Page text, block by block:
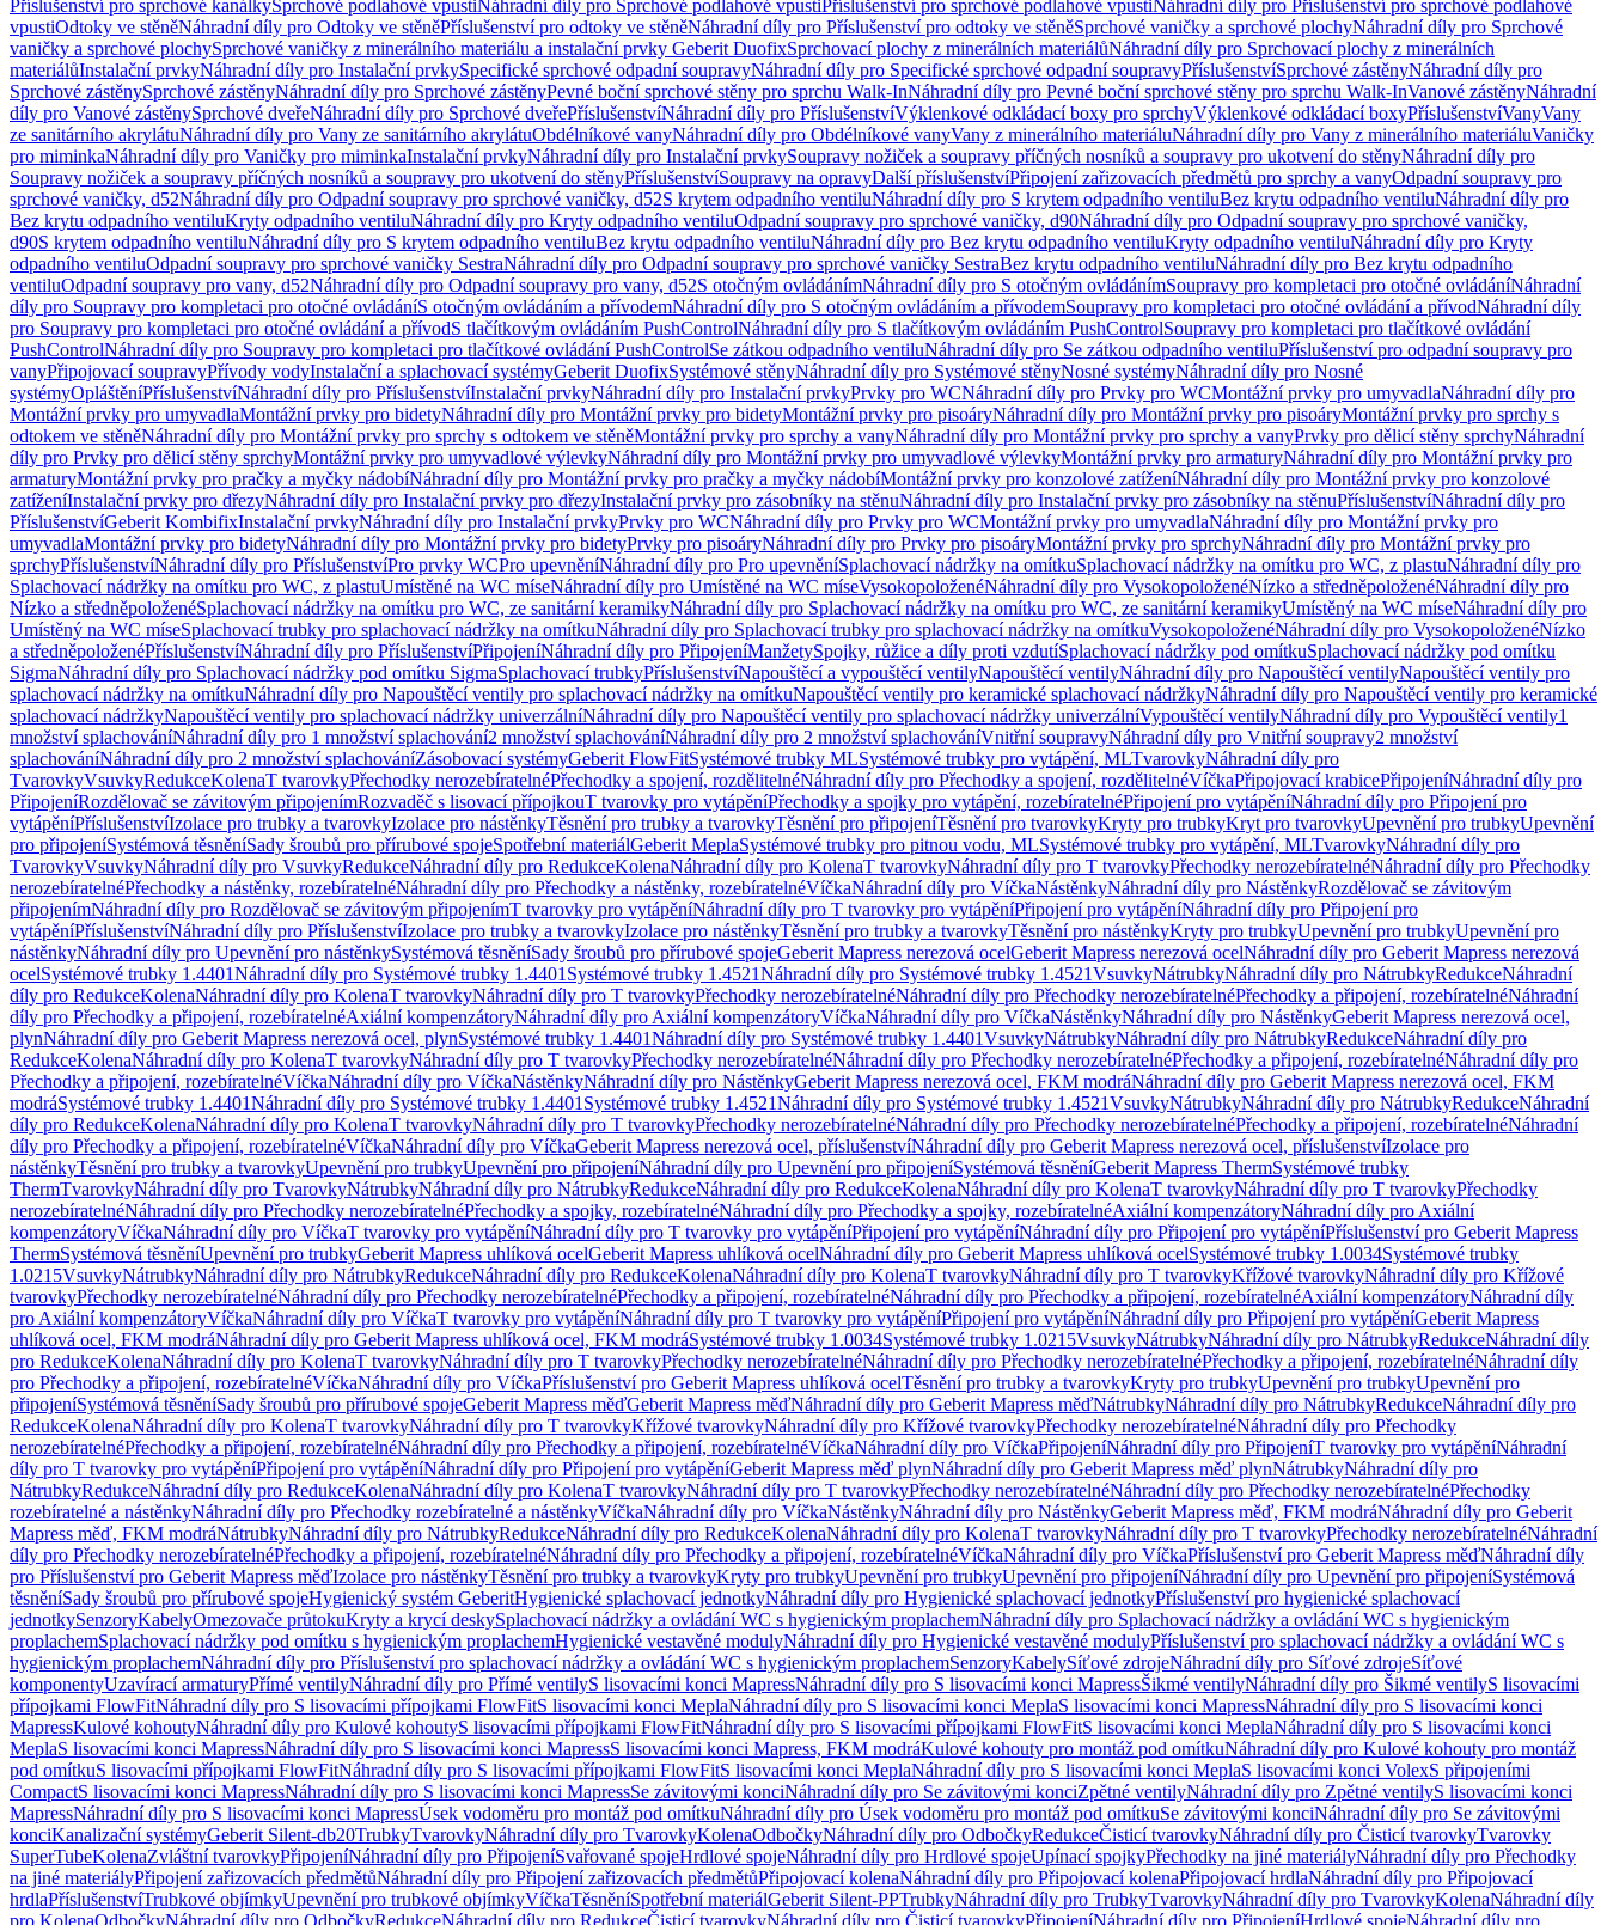
Příslušenství pro sprchové kanálkySprchové podlahové vpustiNáhradní díly pro Sprchové podlahové vpustiPříslušenství pro sprchové podlahové vpustiNáhradní díly pro Příslušenství pro sprchové podlahové
vpustiOdtoky ve stěněNáhradní díly pro Odtoky ve stěněPříslušenství pro odtoky ve stěněNáhradní díly pro Příslušenství pro odtoky ve stěněSprchové vaničky a sprchové plochyNáhradní díly pro Sprchové
vaničky a sprchové plochySprchové vaničky z minerálního materiálu a instalační prvky Geberit DuofixSprchovací plochy z minerálních materiálůNáhradní díly pro Sprchovací plochy z minerálních
materiálůInstalační prvkyNáhradní díly pro Instalační prvkySpecifické sprchové odpadní soupravyNáhradní díly pro Specifické sprchové odpadní soupravyPříslušenstvíSprchové zástěnyNáhradní díly pro
Sprchové zástěnySprchové zástěnyNáhradní díly pro Sprchové zástěnyPevné boční sprchové stěny pro sprchu Walk-InNáhradní díly pro Pevné boční sprchové stěny pro sprchu Walk-InVanové zástěnyNáhradní
díly pro Vanové zástěnySprchové dveřeNáhradní díly pro Sprchové dveřePříslušenstvíNáhradní díly pro PříslušenstvíVýklenkové odkládací boxy pro sprchyVýklenkové odkládací boxyPříslušenstvíVanyVany
ze sanitárního akrylátuNáhradní díly pro Vany ze sanitárního akrylátuObdélníkové vanyNáhradní díly pro Obdélníkové vanyVany z minerálního materiáluNáhradní díly pro Vany z minerálního materiáluVaničky
pro miminkaNáhradní díly pro Vaničky pro miminkaInstalační prvkyNáhradní díly pro Instalační prvkySoupravy nožiček a soupravy příčných nosníků a soupravy pro ukotvení do stěnyNáhradní díly pro
Soupravy nožiček a soupravy příčných nosníků a soupravy pro ukotvení do stěnyPříslušenstvíSoupravy na opravyDalší příslušenstvíPřipojení zařizovacích předmětů pro sprchy a vanyOdpadní soupravy pro
sprchové vaničky, d52Náhradní díly pro Odpadní soupravy pro sprchové vaničky, d52S krytem odpadního ventiluNáhradní díly pro S krytem odpadního ventiluBez krytu odpadního ventiluNáhradní díly pro
Bez krytu odpadního ventiluKryty odpadního ventiluNáhradní díly pro Kryty odpadního ventiluOdpadní soupravy pro sprchové vaničky, d90Náhradní díly pro Odpadní soupravy pro sprchové vaničky,
d90S krytem odpadního ventiluNáhradní díly pro S krytem odpadního ventiluBez krytu odpadního ventiluNáhradní díly pro Bez krytu odpadního ventiluKryty odpadního ventiluNáhradní díly pro Kryty
odpadního ventiluOdpadní soupravy pro sprchové vaničky SestraNáhradní díly pro Odpadní soupravy pro sprchové vaničky SestraBez krytu odpadního ventiluNáhradní díly pro Bez krytu odpadního
ventiluOdpadní soupravy pro vany, d52Náhradní díly pro Odpadní soupravy pro vany, d52S otočným ovládánímNáhradní díly pro S otočným ovládánímSoupravy pro kompletaci pro otočné ovládáníNáhradní
díly pro Soupravy pro kompletaci pro otočné ovládáníS otočným ovládáním a přívodemNáhradní díly pro S otočným ovládáním a přívodemSoupravy pro kompletaci pro otočné ovládání a přívodNáhradní díly
pro Soupravy pro kompletaci pro otočné ovládání a přívodS tlačítkovým ovládáním PushControlNáhradní díly pro S tlačítkovým ovládáním PushControlSoupravy pro kompletaci pro tlačítkové ovládání
PushControlNáhradní díly pro Soupravy pro kompletaci pro tlačítkové ovládání PushControlSe zátkou odpadního ventiluNáhradní díly pro Se zátkou odpadního ventiluPříslušenství pro odpadní soupravy pro
vanyPřipojovací soupravyPřívody vodyInstalační a splachovací systémyGeberit DuofixSystémové stěnyNáhradní díly pro Systémové stěnyNosné systémyNáhradní díly pro Nosné
systémyOpláštěníPříslušenstvíNáhradní díly pro PříslušenstvíInstalační prvkyNáhradní díly pro Instalační prvkyPrvky pro WCNáhradní díly pro Prvky pro WCMontážní prvky pro umyvadlaNáhradní díly pro
Montážní prvky pro umyvadlaMontážní prvky pro bidetyNáhradní díly pro Montážní prvky pro bidetyMontážní prvky pro pisoáryNáhradní díly pro Montážní prvky pro pisoáryMontážní prvky pro sprchy s
odtokem ve stěněNáhradní díly pro Montážní prvky pro sprchy s odtokem ve stěněMontážní prvky pro sprchy a vanyNáhradní díly pro Montážní prvky pro sprchy a vanyPrvky pro dělicí stěny sprchyNáhradní
díly pro Prvky pro dělicí stěny sprchyMontážní prvky pro umyvadlové výlevkyNáhradní díly pro Montážní prvky pro umyvadlové výlevkyMontážní prvky pro armaturyNáhradní díly pro Montážní prvky pro
armaturyMontážní prvky pro pračky a myčky nádobíNáhradní díly pro Montážní prvky pro pračky a myčky nádobíMontážní prvky pro konzolové zatíženíNáhradní díly pro Montážní prvky pro konzolové
zatíženíInstalační prvky pro dřezyNáhradní díly pro Instalační prvky pro dřezyInstalační prvky pro zásobníky na stěnuNáhradní díly pro Instalační prvky pro zásobníky na stěnuPříslušenstvíNáhradní díly pro
PříslušenstvíGeberit KombifixInstalační prvkyNáhradní díly pro Instalační prvkyPrvky pro WCNáhradní díly pro Prvky pro WCMontážní prvky pro umyvadlaNáhradní díly pro Montážní prvky pro
umyvadlaMontážní prvky pro bidetyNáhradní díly pro Montážní prvky pro bidetyPrvky pro pisoáryNáhradní díly pro Prvky pro pisoáryMontážní prvky pro sprchyNáhradní díly pro Montážní prvky pro
sprchyPříslušenstvíNáhradní díly pro PříslušenstvíPro prvky WCPro upevněníNáhradní díly pro Pro upevněníSplachovací nádržky na omítkuSplachovací nádržky na omítku pro WC, z plastuNáhradní díly pro
Splachovací nádržky na omítku pro WC, z plastuUmístěné na WC míseNáhradní díly pro Umístěné na WC míseVysokopoloženéNáhradní díly pro VysokopoloženéNízko a středněpoloženéNáhradní díly pro
Nízko a středněpoloženéSplachovací nádržky na omítku pro WC, ze sanitární keramikyNáhradní díly pro Splachovací nádržky na omítku pro WC, ze sanitární keramikyUmístěný na WC míseNáhradní díly pro
Umístěný na WC míseSplachovací trubky pro splachovací nádržky na omítkuNáhradní díly pro Splachovací trubky pro splachovací nádržky na omítkuVysokopoloženéNáhradní díly pro VysokopoloženéNízko
a středněpoloženéPříslušenstvíNáhradní díly pro PříslušenstvíPřipojeníNáhradní díly pro PřipojeníManžetySpojky, růžice a díly proti vzdutíSplachovací nádržky pod omítkuSplachovací nádržky pod omítku
SigmaNáhradní díly pro Splachovací nádržky pod omítku SigmaSplachovací trubkyPříslušenstvíNapouštěcí a vypouštěcí ventilyNapouštěcí ventilyNáhradní díly pro Napouštěcí ventilyNapouštěcí ventily pro
splachovací nádržky na omítkuNáhradní díly pro Napouštěcí ventily pro splachovací nádržky na omítkuNapouštěcí ventily pro keramické splachovací nádržkyNáhradní díly pro Napouštěcí ventily pro keramické
splachovací nádržkyNapouštěcí ventily pro splachovací nádržky univerzálníNáhradní díly pro Napouštěcí ventily pro splachovací nádržky univerzálníVypouštěcí ventilyNáhradní díly pro Vypouštěcí ventily1
množství splachováníNáhradní díly pro 1 množství splachování2 množství splachováníNáhradní díly pro 2 množství splachováníVnitřní soupravyNáhradní díly pro Vnitřní soupravy2 množství
splachováníNáhradní díly pro 2 množství splachováníZásobovací systémyGeberit FlowFitSystémové trubky MLSystémové trubky pro vytápění, MLTvarovkyNáhradní díly pro
TvarovkyVsuvkyRedukceKolenaT tvarovkyPřechodky nerozebíratelnéPřechodky a spojení, rozdělitelnéNáhradní díly pro Přechodky a spojení, rozdělitelnéVíčkaPřipojovací krabicePřipojeníNáhradní díly pro
PřipojeníRozdělovač se závitovým připojenímRozvaděč s lisovací přípojkouT tvarovky pro vytápěníPřechodky a spojky pro vytápění, rozebíratelnéPřipojení pro vytápěníNáhradní díly pro Připojení pro
vytápěníPříslušenstvíIzolace pro trubky a tvarovkyIzolace pro nástěnkyTěsnění pro trubky a tvarovkyTěsnění pro připojeníTěsnění pro tvarovkyKryty pro trubkyKryt pro tvarovkyUpevnění pro trubkyUpevnění
pro připojeníSystémová těsněníSady šroubů pro přírubové spojeSpotřební materiálGeberit MeplaSystémové trubky pro pitnou vodu, MLSystémové trubky pro vytápění, MLTvarovkyNáhradní díly pro
TvarovkyVsuvkyNáhradní díly pro VsuvkyRedukceNáhradní díly pro RedukceKolenaNáhradní díly pro KolenaT tvarovkyNáhradní díly pro T tvarovkyPřechodky nerozebíratelnéNáhradní díly pro Přechodky
nerozebíratelnéPřechodky a nástěnky, rozebíratelnéNáhradní díly pro Přechodky a nástěnky, rozebíratelnéVíčkaNáhradní díly pro VíčkaNástěnkyNáhradní díly pro NástěnkyRozdělovač se závitovým
připojenímNáhradní díly pro Rozdělovač se závitovým připojenímT tvarovky pro vytápěníNáhradní díly pro T tvarovky pro vytápěníPřipojení pro vytápěníNáhradní díly pro Připojení pro
vytápěníPříslušenstvíNáhradní díly pro PříslušenstvíIzolace pro trubky a tvarovkyIzolace pro nástěnkyTěsnění pro trubky a tvarovkyTěsnění pro nástěnkyKryty pro trubkyUpevnění pro trubkyUpevnění pro
nástěnkyNáhradní díly pro Upevnění pro nástěnkySystémová těsněníSady šroubů pro přírubové spojeGeberit Mapress nerezová ocelGeberit Mapress nerezová ocelNáhradní díly pro Geberit Mapress nerezová
ocelSystémové trubky 1.4401Náhradní díly pro Systémové trubky 1.4401 Systémové trubky 1.4521Náhradní díly pro Systémové trubky 1.4521VsuvkyNátrubkyNáhradní díly pro NátrubkyRedukceNáhradní
díly pro RedukceKolenaNáhradní díly pro KolenaT tvarovkyNáhradní díly pro T tvarovkyPřechodky nerozebíratelnéNáhradní díly pro Přechodky nerozebíratelnéPřechodky a připojení, rozebíratelnéNáhradní
díly pro Přechodky a připojení, rozebíratelnéAxiální kompenzátoryNáhradní díly pro Axiální kompenzátoryVíčkaNáhradní díly pro VíčkaNástěnkyNáhradní díly pro NástěnkyGeberit Mapress nerezová ocel,
plynNáhradní díly pro Geberit Mapress nerezová ocel, plynSystémové trubky 1.4401Náhradní díly pro Systémové trubky 1.4401VsuvkyNátrubkyNáhradní díly pro NátrubkyRedukceNáhradní díly pro
RedukceKolenaNáhradní díly pro KolenaT tvarovkyNáhradní díly pro T tvarovkyPřechodky nerozebíratelnéNáhradní díly pro Přechodky nerozebíratelnéPřechodky a připojení, rozebíratelnéNáhradní díly pro
Přechodky a připojení, rozebíratelnéVíčkaNáhradní díly pro VíčkaNástěnkyNáhradní díly pro NástěnkyGeberit Mapress nerezová ocel, FKM modráNáhradní díly pro Geberit Mapress nerezová ocel, FKM
modráSystémové trubky 1.4401Náhradní díly pro Systémové trubky 1.4401 Systémové trubky 1.4521Náhradní díly pro Systémové trubky 1.4521VsuvkyNátrubkyNáhradní díly pro NátrubkyRedukceNáhradní
díly pro RedukceKolenaNáhradní díly pro KolenaT tvarovkyNáhradní díly pro T tvarovkyPřechodky nerozebíratelnéNáhradní díly pro Přechodky nerozebíratelnéPřechodky a připojení, rozebíratelnéNáhradní
díly pro Přechodky a připojení, rozebíratelnéVíčkaNáhradní díly pro VíčkaGeberit Mapress nerezová ocel, příslušenstvíNáhradní díly pro Geberit Mapress nerezová ocel, příslušenstvíIzolace pro
nástěnkyTěsnění pro trubky a tvarovkyUpevnění pro trubkyUpevnění pro připojeníNáhradní díly pro Upevnění pro připojeníSystémová těsněníGeberit Mapress ThermSystémové trubky
ThermTvarovkyNáhradní díly pro TvarovkyNátrubkyNáhradní díly pro NátrubkyRedukceNáhradní díly pro RedukceKolenaNáhradní díly pro KolenaT tvarovkyNáhradní díly pro T tvarovkyPřechodky
nerozebíratelnéNáhradní díly pro Přechodky nerozebíratelnéPřechodky a spojky, rozebíratelnéNáhradní díly pro Přechodky a spojky, rozebíratelnéAxiální kompenzátoryNáhradní díly pro Axiální
kompenzátoryVíčkaNáhradní díly pro VíčkaT tvarovky pro vytápěníNáhradní díly pro T tvarovky pro vytápěníPřipojení pro vytápěníNáhradní díly pro Připojení pro vytápěníPříslušenství pro Geberit Mapress
ThermSystémová těsněníUpevnění pro trubkyGeberit Mapress uhlíková ocelGeberit Mapress uhlíková ocelNáhradní díly pro Geberit Mapress uhlíková ocelSystémové trubky 1.0034Systémové trubky
1.0215VsuvkyNátrubkyNáhradní díly pro NátrubkyRedukceNáhradní díly pro RedukceKolenaNáhradní díly pro KolenaT tvarovkyNáhradní díly pro T tvarovkyKřížové tvarovkyNáhradní díly pro Křížové
tvarovkyPřechodky nerozebíratelnéNáhradní díly pro Přechodky nerozebíratelnéPřechodky a připojení, rozebíratelnéNáhradní díly pro Přechodky a připojení, rozebíratelnéAxiální kompenzátoryNáhradní díly
pro Axiální kompenzátoryVíčkaNáhradní díly pro VíčkaT tvarovky pro vytápěníNáhradní díly pro T tvarovky pro vytápěníPřipojení pro vytápěníNáhradní díly pro Připojení pro vytápěníGeberit Mapress
uhlíková ocel, FKM modráNáhradní díly pro Geberit Mapress uhlíková ocel, FKM modráSystémové trubky 1.0034Systémové trubky 1.0215VsuvkyNátrubkyNáhradní díly pro NátrubkyRedukceNáhradní díly
pro RedukceKolenaNáhradní díly pro KolenaT tvarovkyNáhradní díly pro T tvarovkyPřechodky nerozebíratelnéNáhradní díly pro Přechodky nerozebíratelnéPřechodky a připojení, rozebíratelnéNáhradní díly
pro Přechodky a připojení, rozebíratelnéVíčkaNáhradní díly pro VíčkaPříslušenství pro Geberit Mapress uhlíková ocelTěsnění pro trubky a tvarovkyKryty pro trubkyUpevnění pro trubkyUpevnění pro
připojeníSystémová těsněníSady šroubů pro přírubové spojeGeberit Mapress měďGeberit Mapress měďNáhradní díly pro Geberit Mapress měďNátrubkyNáhradní díly pro NátrubkyRedukceNáhradní díly pro
RedukceKolenaNáhradní díly pro KolenaT tvarovkyNáhradní díly pro T tvarovkyKřížové tvarovkyNáhradní díly pro Křížové tvarovkyPřechodky nerozebíratelnéNáhradní díly pro Přechodky
nerozebíratelnéPřechodky a připojení, rozebíratelnéNáhradní díly pro Přechodky a připojení, rozebíratelnéVíčkaNáhradní díly pro VíčkaPřipojeníNáhradní díly pro PřipojeníT tvarovky pro vytápěníNáhradní
díly pro T tvarovky pro vytápěníPřipojení pro vytápěníNáhradní díly pro Připojení pro vytápěníGeberit Mapress měď plynNáhradní díly pro Geberit Mapress měď plynNátrubkyNáhradní díly pro
NátrubkyRedukceNáhradní díly pro RedukceKolenaNáhradní díly pro KolenaT tvarovkyNáhradní díly pro T tvarovkyPřechodky nerozebíratelnéNáhradní díly pro Přechodky nerozebíratelnéPřechodky
rozebíratelné a nástěnkyNáhradní díly pro Přechodky rozebíratelné a nástěnkyVíčkaNáhradní díly pro VíčkaNástěnkyNáhradní díly pro NástěnkyGeberit Mapress měď, FKM modráNáhradní díly pro Geberit
Mapress měď, FKM modráNátrubkyNáhradní díly pro NátrubkyRedukceNáhradní díly pro RedukceKolenaNáhradní díly pro KolenaT tvarovkyNáhradní díly pro T tvarovkyPřechodky nerozebíratelnéNáhradní
díly pro Přechodky nerozebíratelnéPřechodky a připojení, rozebíratelnéNáhradní díly pro Přechodky a připojení, rozebíratelnéVíčkaNáhradní díly pro VíčkaPříslušenství pro Geberit Mapress měďNáhradní díly
pro Příslušenství pro Geberit Mapress měďIzolace pro nástěnkyTěsnění pro trubky a tvarovkyKryty pro trubkyUpevnění pro trubkyUpevnění pro připojeníNáhradní díly pro Upevnění pro připojeníSystémová
těsněníSady šroubů pro přírubové spojeHygienický systém GeberitHygienické splachovací jednotkyNáhradní díly pro Hygienické splachovací jednotkyPříslušenství pro hygienické splachovací
jednotkySenzoryKabelyOmezovače průtokuKryty a krycí deskySplachovací nádržky a ovládání WC s hygienickým proplachemNáhradní díly pro Splachovací nádržky a ovládání WC s hygienickým
proplachemSplachovací nádržky pod omítku s hygienickým proplachemHygienické vestavěné modulyNáhradní díly pro Hygienické vestavěné modulyPříslušenství pro splachovací nádržky a ovládání WC s
hygienickým proplachemNáhradní díly pro Příslušenství pro splachovací nádržky a ovládání WC s hygienickým proplachemSenzoryKabelySíťové zdrojeNáhradní díly pro Síťové zdrojeSíťové
komponentyUzavírací armaturyPřímé ventilyNáhradní díly pro Přímé ventilyS lisovacími konci MapressNáhradní díly pro S lisovacími konci MapressŠikmé ventilyNáhradní díly pro Šikmé ventilyS lisovacími
přípojkami FlowFitNáhradní díly pro S lisovacími přípojkami FlowFitS lisovacími konci MeplaNáhradní díly pro S lisovacími konci MeplaS lisovacími konci MapressNáhradní díly pro S lisovacími konci
MapressKulové kohoutyNáhradní díly pro Kulové kohoutyS lisovacími přípojkami FlowFitNáhradní díly pro S lisovacími přípojkami FlowFitS lisovacími konci MeplaNáhradní díly pro S lisovacími konci
MeplaS lisovacími konci MapressNáhradní díly pro S lisovacími konci MapressS lisovacími konci Mapress, FKM modráKulové kohouty pro montáž pod omítkuNáhradní díly pro Kulové kohouty pro montáž
pod omítkuS lisovacími přípojkami FlowFitNáhradní díly pro S lisovacími přípojkami FlowFitS lisovacími konci MeplaNáhradní díly pro S lisovacími konci MeplaS lisovacími konci VolexS připojeními
CompactS lisovacími konci MapressNáhradní díly pro S lisovacími konci MapressSe závitovými konciNáhradní díly pro Se závitovými konciZpětné ventilyNáhradní díly pro Zpětné ventilyS lisovacími konci
MapressNáhradní díly pro S lisovacími konci MapressÚsek vodoměru pro montáž pod omítkuNáhradní díly pro Úsek vodoměru pro montáž pod omítkuSe závitovými konciNáhradní díly pro Se závitovými
konciKanalizační systémyGeberit Silent-db20TrubkyTvarovkyNáhradní díly pro TvarovkyKolenaOdbočkyNáhradní díly pro OdbočkyRedukceČisticí tvarovkyNáhradní díly pro Čisticí tvarovkyTvarovky
SuperTubeKolenaZvláštní tvarovkyPřipojeníNáhradní díly pro PřipojeníSvařované spojeHrdlové spojeNáhradní díly pro Hrdlové spojeUpínací spojkyPřechodky na jiné materiályNáhradní díly pro Přechodky
na jiné materiályPřipojení zařizovacích předmětůNáhradní díly pro Připojení zařizovacích předmětůPřipojovací kolenaNáhradní díly pro Připojovací kolenaPřipojovací hrdlaNáhradní díly pro Připojovací
hrdlaPříslušenstvíTrubkové objímkyUpevnění pro trubkové objímkyVíčkaTěsněníSpotřební materiálGeberit Silent-PPTrubkyNáhradní díly pro TrubkyTvarovkyNáhradní díly pro TvarovkyKolenaNáhradní díly
pro KolenaOdbočkyNáhradní díly pro OdbočkyRedukceNáhradní díly pro RedukceČisticí tvarovkyNáhradní díly pro Čisticí tvarovkyPřipojeníNáhradní díly pro PřipojeníHrdlové spojeNáhradní díly pro